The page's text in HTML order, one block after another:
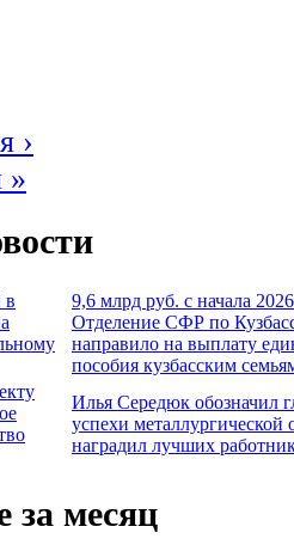
›
»
в
9,6 млрд руб. с начала
Отделение СФР по
направило на выплату
пособия кузбасским
Илья Середюк обозначил
успехи металлургической
наградил лучших
за месяц